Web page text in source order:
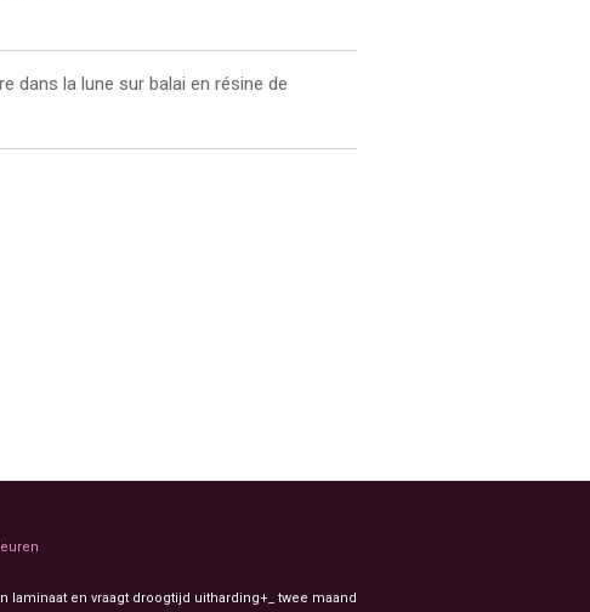
dans la lune sur balai en résine de
en vraagt droogtijd uitharding+_ twee maand